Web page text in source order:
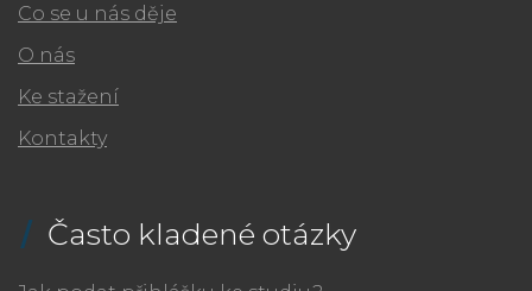
Co se u nás děje
O nás
Ke stažení
Kontakty
Často kladené otázky